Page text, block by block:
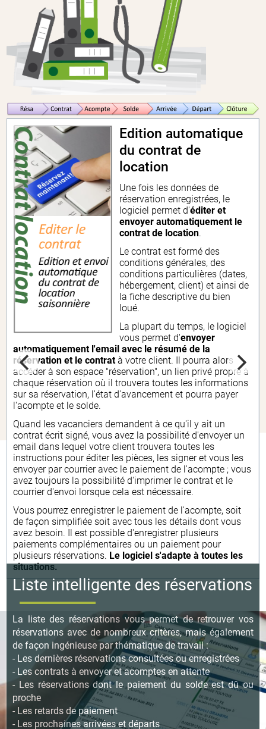
Edition automatique
du contrat de
location
Une fois les données de
réservation enregistrées, le
logiciel permet d'éditer et
envoyer automatiquement le
contrat de location.
Le contrat est formé des
conditions générales, des
conditions particulières (dates,
hébergement, client) et ainsi de
la fiche descriptive du bien
loué.
La plupart du temps, le logiciel
vous permet d'envoyer
automatiquement l'email avec le résumé de la
réservation et le contratà votre client. Il pourra alors
accéder à son espace "réservation", un lien privé propre à
chaque réservation où il trouvera toutes les informations
sur sa réservation, l'état d'avancement et pourra payer
l'acompte et le solde.
Quand les vacanciers demandent à ce qu'il y ait un
contrat écrit signé, vous avez la possibilité d'envoyer un
email dans lequel votre client trouvera toutes les
instructions pour éditer les pièces, les signer et vous les
envoyer par courrier avec le paiement de l'acompte ; vous
avez toujours la possibilité d'imprimer le contrat et le
courrier d'envoi lorsque cela est nécessaire.
Vous pourrez enregistrer le paiement de l'acompte, soit
de façon simplifiée soit avec tous les détails dont vous
avez besoin. Il est possible d'enregistrer plusieurs
paiements complémentaires ou un paiement pour
plusieurs réservations. Le logiciel s'adapte à toutes les
situations.
Liste intelligente des réservations
La liste des réservations vous permet de retrouver vos
réservations avec de nombreux critères, mais également
de façon ingénieuse par thématique de travail :
- Les dernières réservations consultées ou enregistrées
- Les contrats à envoyer et acomptes en attente
- Les réservations dont le paiement du solde est dû ou
proche
- Les retards de paiement
- Les prochaines arrivées et départs